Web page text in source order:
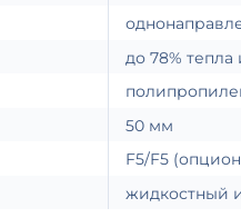
до 78% тепла
50 мм
F5/F5
жидкостный